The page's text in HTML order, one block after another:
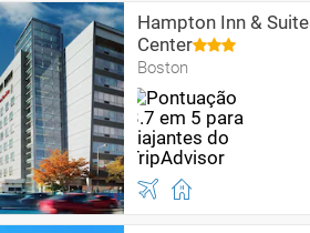
Hampton Inn &
Center
Boston